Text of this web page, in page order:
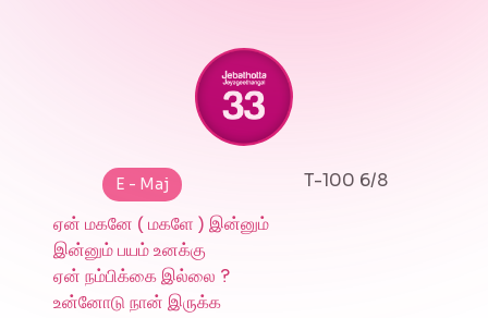
E - Maj
T-100 6/8
ஏன் மகனே ( மகளே ) இன்னும்
இன்னும் பயம் உனக்கு
ஏன் நம்பிக்கை இல்லை ?
உன்னோடு நான் இருக்க